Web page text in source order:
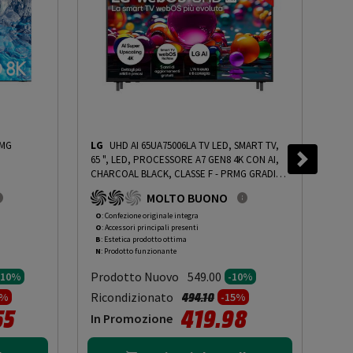
da
LG UHD AI 65UA75006LA TV LED, SMART TV,
65 ", LED, PROCESSORE A7 GEN8 4K CON AI,
CHARCOAL BLACK, CLASSE F - PRMG GRADING
OOBN - 10%
MOLTO BUONO
O: Confezione originale integra
O: Accessori principali presenti
B: Estetica prodotto ottima
N: Prodotto funzionante
Prodotto Nuovo 549.00 -10%
Ricondizionato Prezzo ridotto da
494.10a-15%
In Promozione 419.98